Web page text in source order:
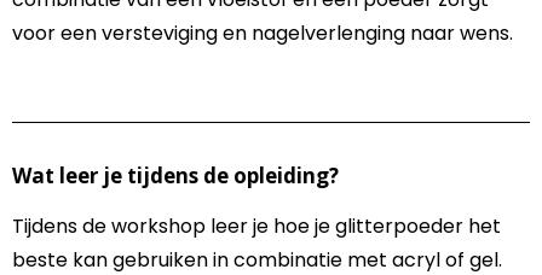
voor een versteviging en nagelverlenging naar wens.
Wat leer je tijdens de opleiding?
Tijdens de workshop leer je hoe je glitterpoeder het
beste kan gebruiken in combinatie met acryl of gel.